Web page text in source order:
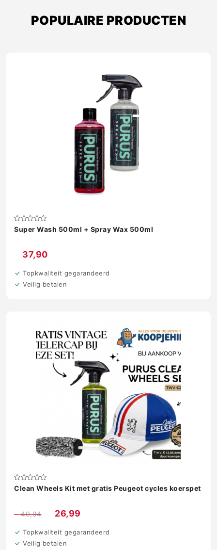
POPULAIRE PRODUCTEN
Super Wash 500ml + Spray Wax 500ml
37,90
Topkwaliteit gegarandeerd
Veilig betalen
Clean Wheels Kit met gratis Peugeot cycles koerspet
€40,94 26,99
Topkwaliteit gegarandeerd
Veilig betalen